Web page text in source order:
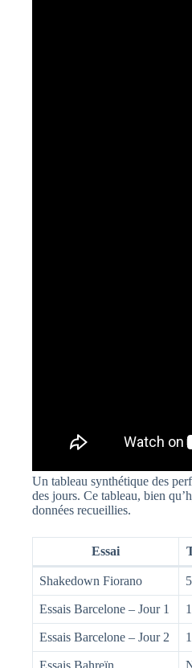
Un tableau synthétique des
des jours. Ce tableau, bien
données recueillies.
Essai
Shakedown Fiorano
Essais Barcelone – Jour 1
Essais Barcelone – Jour 2
Essais Bahreïn